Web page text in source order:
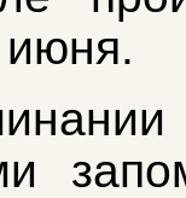
июня.